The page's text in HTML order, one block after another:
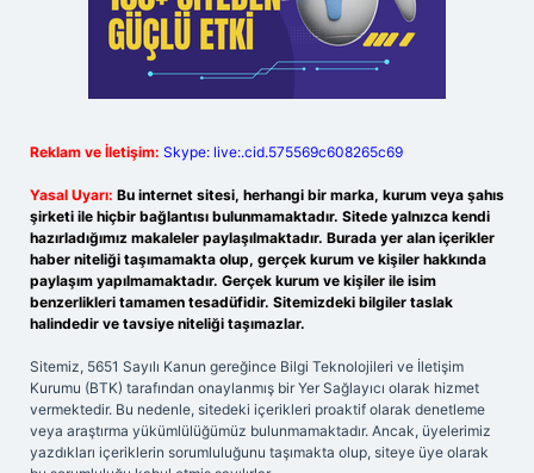
Reklam ve İletişim: Skype: live:.cid.575569c608265c69
Yasal Uyarı: Bu internet sitesi, herhangi bir marka, kurum veya şahıs
şirketi ile hiçbir bağlantısı bulunmamaktadır. Sitede yalnızca kendi
hazırladığımız makaleler paylaşılmaktadır. Burada yer alan içerikler
haber niteliği taşımamakta olup, gerçek kurum ve kişiler hakkında
paylaşım yapılmamaktadır. Gerçek kurum ve kişiler ile isim
benzerlikleri tamamen tesadüfidir. Sitemizdeki bilgiler taslak
halindedir ve tavsiye niteliği taşımazlar.
Sitemiz, 5651 Sayılı Kanun gereğince Bilgi Teknolojileri ve İletişim
Kurumu (BTK) tarafından onaylanmış bir Yer Sağlayıcı olarak hizmet
vermektedir. Bu nedenle, sitedeki içerikleri proaktif olarak denetleme
veya araştırma yükümlülüğümüz bulunmamaktadır. Ancak, üyelerimiz
yazdıkları içeriklerin sorumluluğunu taşımakta olup, siteye üye olarak